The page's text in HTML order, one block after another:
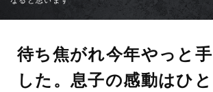
待ち焦がれ今年やっと
した。息子の感動はひと